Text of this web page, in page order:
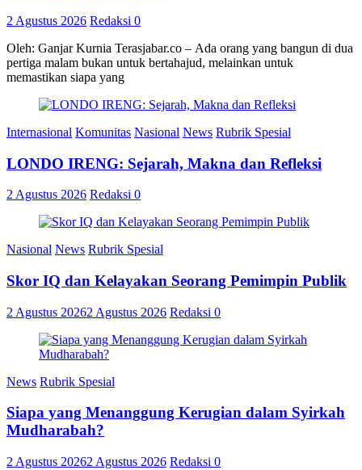
2 Agustus 2026 Redaksi 0
Oleh: Ganjar Kurnia Terasjabar.co – Ada orang yang bangun di dua
pertiga malam bukan untuk bertahajud, melainkan untuk
memastikan siapa yang
Internasional Komunitas Nasional News Rubrik Spesial
LONDO IRENG: Sejarah, Makna dan Refleksi
2 Agustus 2026 Redaksi 0
Nasional News Rubrik Spesial
Skor IQ dan Kelayakan Seorang Pemimpin Publik
2 Agustus 20262 Agustus 2026 Redaksi 0
News Rubrik Spesial
Siapa yang Menanggung Kerugian dalam Syirkah
Mudharabah?
2 Agustus 20262 Agustus 2026 Redaksi 0